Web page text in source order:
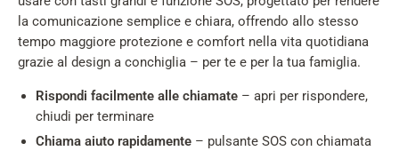
la comunicazione semplice e chiara, offrendo allo stesso
tempo maggiore protezione e comfort nella vita quotidiana
grazie al design a conchiglia – per te e per la tua famiglia.
Rispondi facilmente alle chiamate – apri per rispondere,
chiudi per terminare
Chiama aiuto rapidamente – pulsante SOS con chiamata